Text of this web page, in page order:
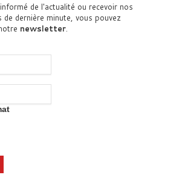
de l'actualité ou recevoir nos
de dernière minute, vous pouvez
newsletter.